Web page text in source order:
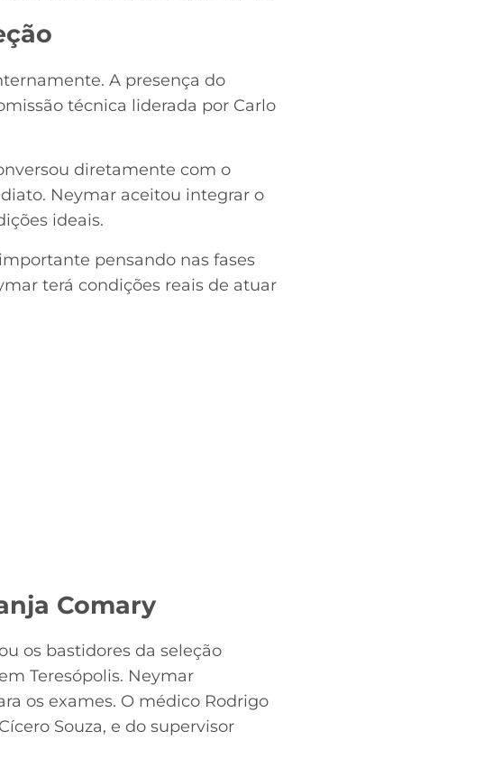
A presença do
técnica liderada por Carlo
diretamente com o
Neymar aceitou integrar o
ideais.
pensando nas fases
terá condições reais de atuar
Comary
os bastidores da seleção
Teresópolis. Neymar
os exames. O médico Rodrigo
Souza, e do supervisor